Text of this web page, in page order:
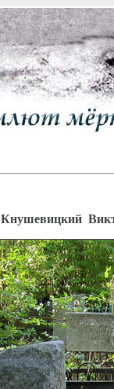
Кнушевицкий